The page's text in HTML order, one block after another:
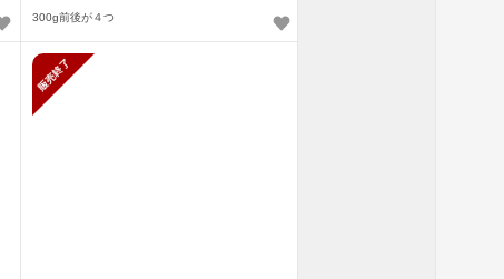
300g前後が４つ